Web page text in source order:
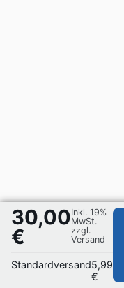
30,00
€
Inkl. 19%
MwSt.
zzgl.
Versand
Standardversand5,99
€